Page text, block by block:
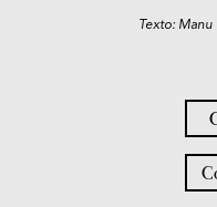
Texto: